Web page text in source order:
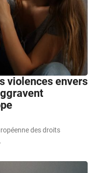
violences envers
des droits